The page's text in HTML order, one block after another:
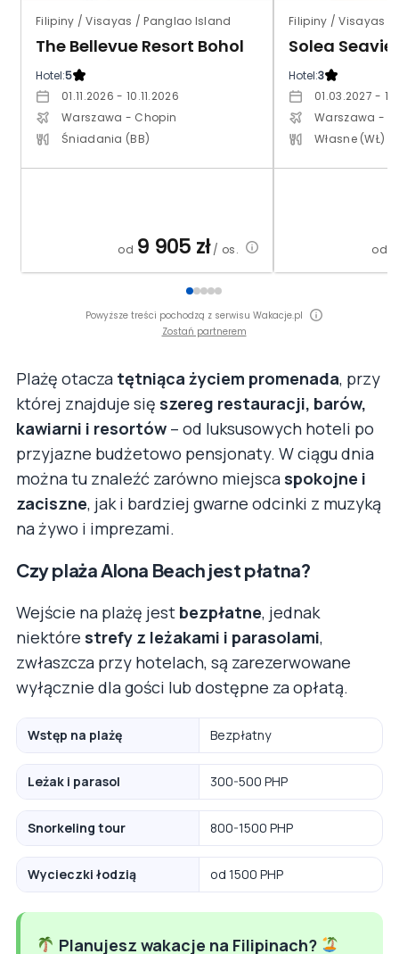
Filipiny / Visayas / Panglao Island
The Bellevue Resort Bohol
Hotel:5
01.11.2026 - 10.11.2026
Warszawa - Chopin
Śniadania (BB)
od 9 905 zł/ os.
Filipiny / Visayas
Solea
Hotel:3
01.03.2027 -
Warszawa -
Własne (WŁ)
od
Powyższe treści pochodzą z serwisu Wakacje.pl
Zostań partnerem
Plażę otacza tętniąca życiem promenada, przy
której znajduje się szereg restauracji, barów,
kawiarni i resortów – od luksusowych hoteli po
przyjazne budżetowo pensjonaty. W ciągu dnia
można tu znaleźć zarówno miejsca spokojne i
zaciszne, jak i bardziej gwarne odcinki z muzyką
na żywo i imprezami.
Czy plaża Alona Beach jest płatna?
Wejście na plażę jest bezpłatne, jednak
niektóre strefy z leżakami i parasolami,
zwłaszcza przy hotelach, są zarezerwowane
wyłącznie dla gości lub dostępne za opłatą.
Wstęp na plażę Bezpłatny
Leżak i parasol 300-500 PHP
Snorkeling tour 800-1500 PHP
Wycieczki łodzią od 1500 PHP
Planujesz wakacje na Filipinach?